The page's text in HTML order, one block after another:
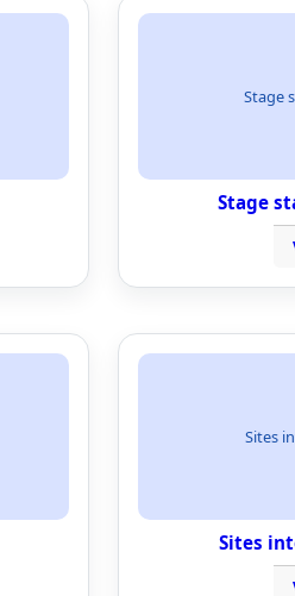
Stage
Stage
Sites
Sites